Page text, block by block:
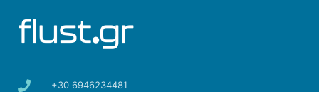
+30 6946234481